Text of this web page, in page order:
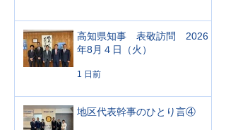
高知県知事 表敬訪問 2026
年8月４日（火）
1 日前
地区代表幹事のひとり言④